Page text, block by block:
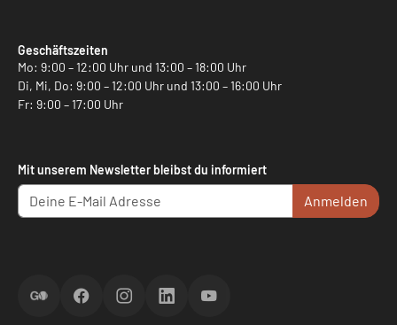
Geschäftszeiten
Mo: 9:00 – 12:00 Uhr und 13:00 – 18:00 Uhr
Di, Mi, Do: 9:00 – 12:00 Uhr und 13:00 – 16:00 Uhr
Fr: 9:00 – 17:00 Uhr
Mit unserem Newsletter bleibst du informiert
Anmelden
ScoreGOFacebookInstagramLinkedInYouTube